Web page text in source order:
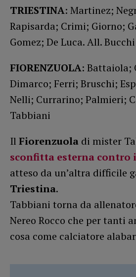
TRIESTINA: Martinez;
Rapisarda; Crimi; Giorno;
Gomez; De Luca. All. Bucchi
FIORENZUOLA: Battaiola;
Dimarco; Ferri; Bruschi;
Nelli; Currarino; Palmieri;
Tabbiani
Il Fiorenzuola di mister
sconfitta esterna contro
atteso da un’altra difficile
Triestina.
Tabbiani torna da
Nereo Rocco che per tanti
cosa come calciatore